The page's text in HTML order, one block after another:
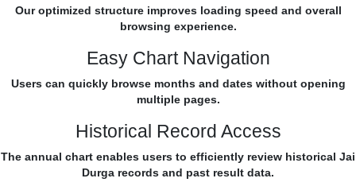
Our optimized structure improves loading speed and overall
browsing experience.
Easy Chart Navigation
Users can quickly browse months and dates without opening
multiple pages.
Historical Record Access
The annual chart enables users to efficiently review historical Jai
Durga records and past result data.